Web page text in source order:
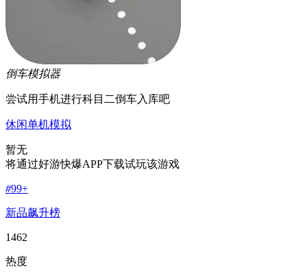
倒车模拟器
尝试用手机进行科目二倒车入库吧
休闲单机模拟
暂无
将通过好游快爆APP下载试玩该游戏
#99+
新品飙升榜
1462
热度